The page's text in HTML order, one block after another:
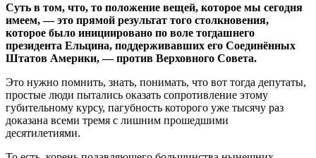
Суть в том, что, то положение вещей, которое мы сегодня
имеем, — это прямой результат того столкновения,
которое было инициировано по воле тогдашнего
президента Ельцина, поддерживавших его Соединённых
Штатов Америки, — против Верховного Совета.
Это нужно помнить, знать, понимать, что вот тогда депутаты,
простые люди пытались оказать сопротивление этому
губительному курсу, пагубность которого уже тысячу раз
доказана всеми тремя с лишним прошедшими
десятилетиями.